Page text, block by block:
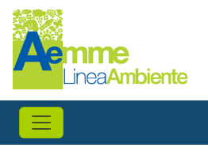
Salta al contenuto principale